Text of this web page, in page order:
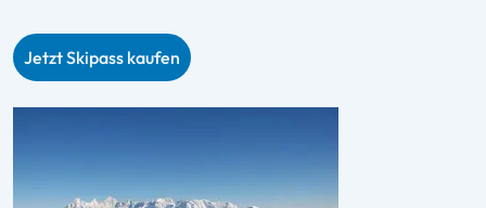
Jetzt Skipass kaufen